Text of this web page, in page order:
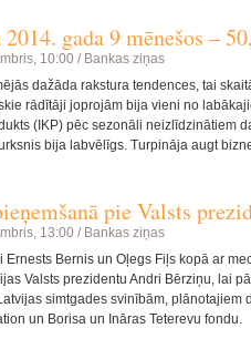
gada 9 mēnešos –
10:00 / Bankas ziņas
dažāda rakstura tendences, tai
rādītāji joprojām bija vieni no
(IKP) pēc sezonāli neizlīdzinātiem
bija labvēlīgs. Turpināja augt
pie Valsts
13:00 / Bankas ziņas
Bernis un Oļegs Fiļs kopā ar
Valsts prezidentu Andri Bērziņu, lai
simtgades svinībām, plānotajiem
un Borisa un Ināras Teterevu fondu.